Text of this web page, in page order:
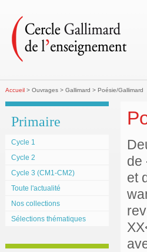
Accueil > Ouvrages > Gallimard > Poésie/Gallimard
Primaire
Cycle 1
Cycle 2
Cycle 3 (CM1-CM2)
Toute l'actualité
Nos collections
Sélections thématiques
de
et